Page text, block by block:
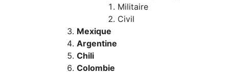
Militaire
Civil
Mexique
Argentine
Chili
Colombie